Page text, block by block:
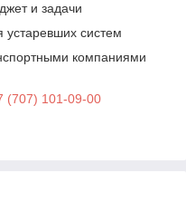
и задачи
систем
компаниями
(707) 101-09-00